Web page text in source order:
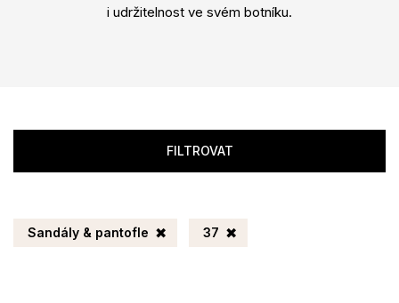
i udržitelnost ve svém botníku.
FILTROVAT
Sandály & pantofle 37